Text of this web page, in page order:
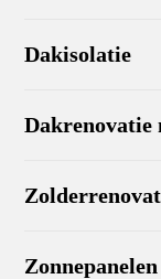
Dakisolatie
Dakrenovatie